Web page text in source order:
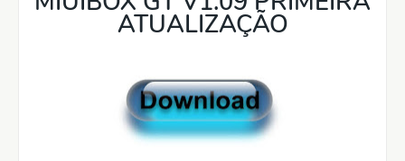
ATUALIZAÇÃO